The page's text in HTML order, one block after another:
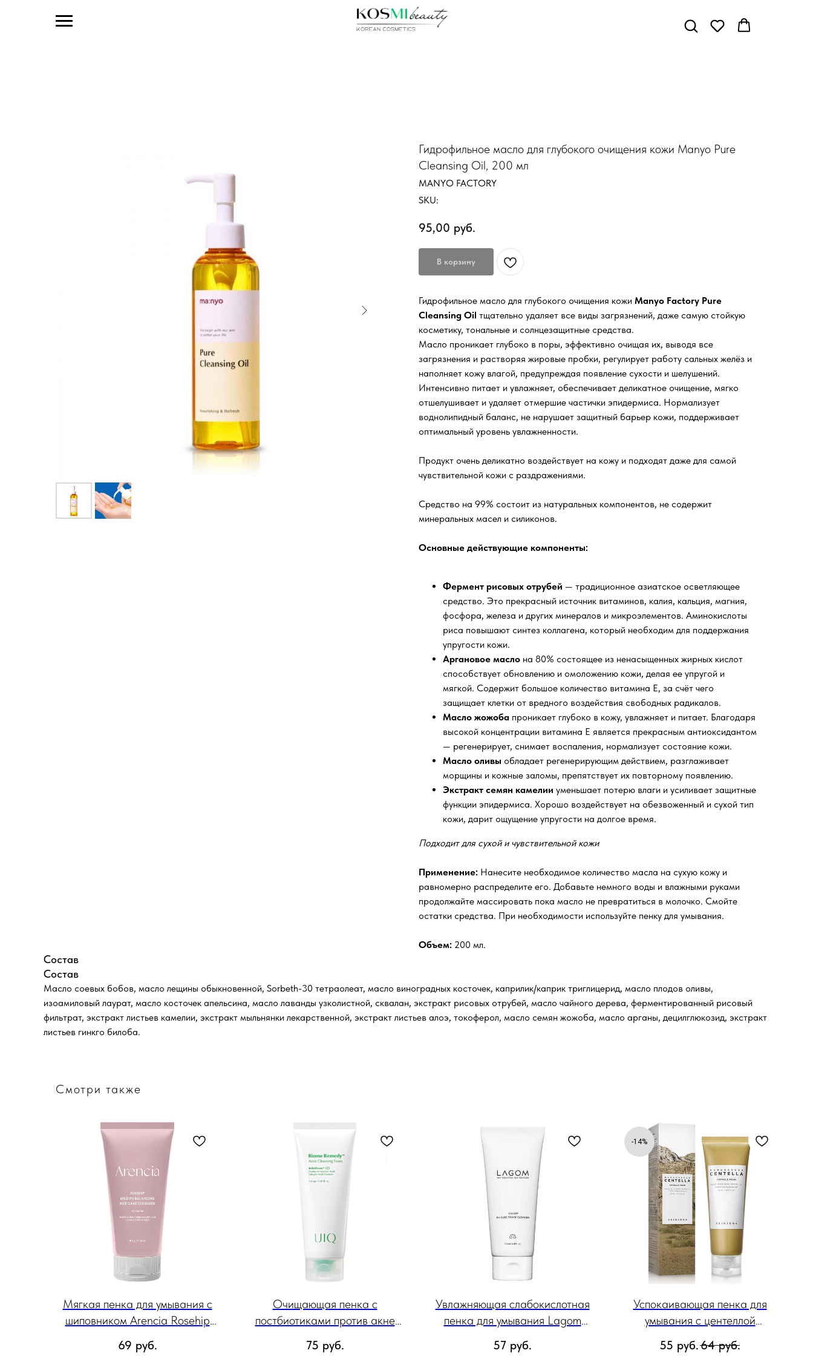
Гидрофильное масло для глубокого очищения кожи Manyo Pure
Cleansing Oil, 200 мл
MANYO FACTORY
SKU:
95,00 руб.
В корзину
Гидрофильное масло для глубокого очищения кожи Manyo Factory Pure
Cleansing Oil тщательно удаляет все виды загрязнений, даже самую стойкую
косметику, тональные и солнцезащитные средства.
Масло проникает глубоко в поры, эффективно очищая их, выводя все
загрязнения и растворяя жировые пробки, регулирует работу сальных желёз и
наполняет кожу влагой, предупреждая появление сухости и шелушений.
Интенсивно питает и увлажняет, обеспечивает деликатное очищение, мягко
отшелушивает и удаляет отмершие частички эпидермиса. Нормализует
воднолипидный баланс, не нарушает защитный барьер кожи, поддерживает
оптимальный уровень увлажненности.
Продукт очень деликатно воздействует на кожу и подходят даже для самой
чувствительной кожи с раздражениями.
Средство на 99% состоит из натуральных компонентов, не содержит
минеральных масел и силиконов.
Основные действующие компоненты:
Фермент рисовых отрубей — традиционное азиатское осветляющее
средство. Это прекрасный источник витаминов, калия, кальция, магния,
фосфора, железа и других минералов и микроэлементов. Аминокислоты
риса повышают синтез коллагена, который необходим для поддержания
упругости кожи.
Аргановое масло на 80% состоящее из ненасыщенных жирных кислот
способствует обновлению и омоложению кожи, делая ее упругой и
мягкой. Содержит большое количество витамина Е, за счёт чего
защищает клетки от вредного воздействия свободных радикалов.
Масло жожоба проникает глубоко в кожу, увлажняет и питает. Благодаря
высокой концентрации витамина Е является прекрасным антиоксидантом
— регенерирует, снимает воспаления, нормализует состояние кожи.
Масло оливы обладает регенерирующим действием, разглаживает
морщины и кожные заломы, препятствует их повторному появлению.
Экстракт семян камелии уменьшает потерю влаги и усиливает защитные
функции эпидермиса. Хорошо воздействует на обезвоженный и сухой тип
кожи, дарит ощущение упругости на долгое время.
Подходит для сухой и чувствительной кожи
Применение: Нанесите необходимое количество масла на сухую кожу и
равномерно распределите его. Добавьте немного воды и влажными руками
продолжайте массировать пока масло не превратиться в молочко. Смойте
остатки средства. При необходимости используйте пенку для умывания.
Объем: 200 мл.
Состав
Состав
Масло соевых бобов, масло лещины обыкновенной, Sorbeth-30 тетраолеат, масло виноградных косточек, каприлик/каприк триглицерид, масло плодов оливы,
изоамиловый лаурат, масло косточек апельсина, масло лаванды узколистной, сквалан, экстракт рисовых отрубей, масло чайного дерева, ферментированный рисовый
фильтрат, экстракт листьев камелии, экстракт мыльнянки лекарственной, экстракт листьев алоэ, токоферол, масло семян жожоба, масло арганы, децилглюкозид, экстракт
листьев гинкго билоба.
Смотри также
Мягкая пенка для умывания с
шиповником Arencia Rosehip
Mild pH Balancing Rice Cake
Cleanser, 150 мл
69 руб.
Очищающая пенка с
постбиотиками против акне
UIQ Biome Remedy Acne
Cleansing Foam, 150 мл
75 руб.
Увлажняющая слабокислотная
пенка для умывания Lagom
Cellup Ph Cure Foam Cleanser,
120 мл.
57 руб.
-14%
Успокаивающая пенка для
умывания с центеллой
SKIN1004 Madagascar Centella
Ampoule Foam, 125 мл.
55 руб.64 руб.